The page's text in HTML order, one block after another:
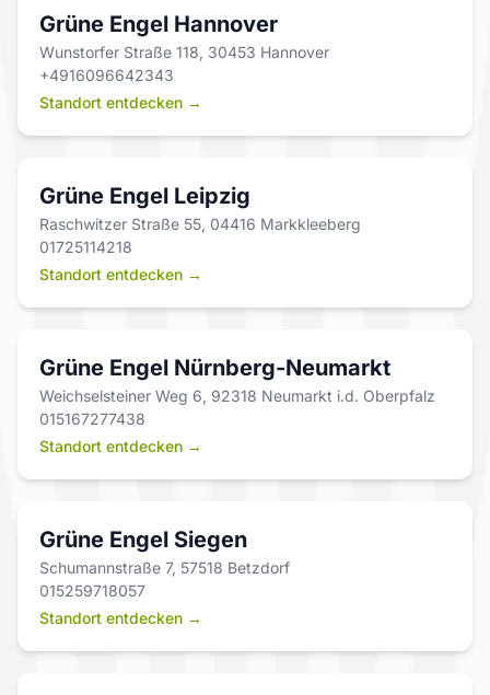
Grüne Engel Hannover
Wunstorfer Straße 118, 30453 Hannover
+4916096642343
Standort entdecken →
Grüne Engel Leipzig
Raschwitzer Straße 55, 04416 Markkleeberg
01725114218
Standort entdecken →
Grüne Engel Nürnberg-Neumarkt
Weichselsteiner Weg 6, 92318 Neumarkt i.d. Oberpfalz
015167277438
Standort entdecken →
Grüne Engel Siegen
Schumannstraße 7, 57518 Betzdorf
015259718057
Standort entdecken →